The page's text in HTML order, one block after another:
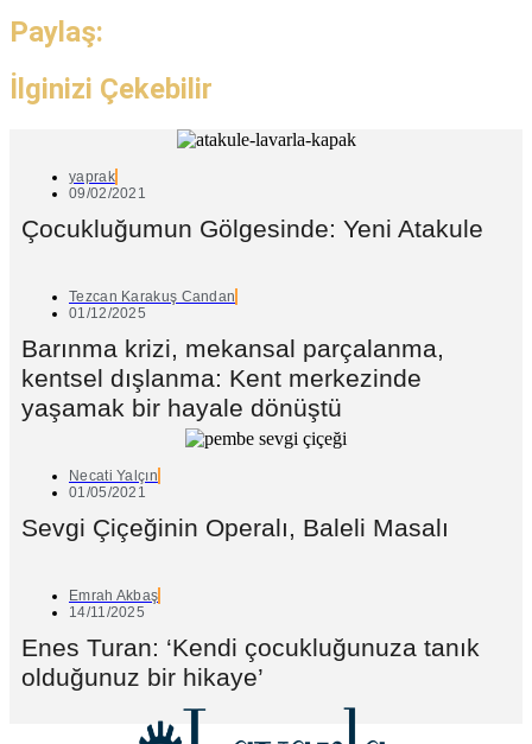
Paylaş:
İlginizi Çekebilir
yaprak
09/02/2021
Çocukluğumun Gölgesinde: Yeni Atakule
Tezcan Karakuş Candan
01/12/2025
Barınma krizi, mekansal parçalanma,
kentsel dışlanma: Kent merkezinde
yaşamak bir hayale dönüştü
Necati Yalçın
01/05/2021
Sevgi Çiçeğinin Operalı, Baleli Masalı
Emrah Akbaş
14/11/2025
Enes Turan: ‘Kendi çocukluğunuza tanık
olduğunuz bir hikaye’